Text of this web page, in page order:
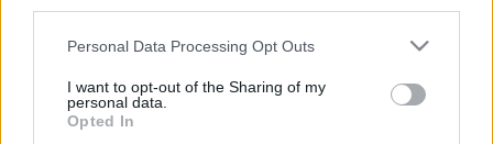
Please note that this website/app uses one or more Google
not limited to your visit or usage behaviour. You may click to
grant or deny consent to Google and its third-party tags to
use your data for below specified purposes in below Google
Personal Data Processing Opt Outs
I want to opt-out of the Sharing of my
personal data.
Opted In